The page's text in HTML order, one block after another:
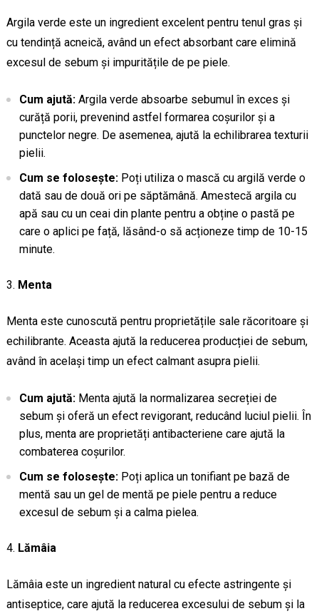
Argila verde este un ingredient excelent pentru tenul gras și
cu tendință acneică, având un efect absorbant care elimină
excesul de sebum și impuritățile de pe piele.
Cum ajută:Argila verde absoarbe sebumul în exces și
curăță porii, prevenind astfel formarea coșurilor și a
punctelor negre. De asemenea, ajută la echilibrarea texturii
pielii.
Cum se folosește:Poți utiliza o mască cu argilă verde o
dată sau de două ori pe săptămână. Amestecă argila cu
apă sau cu un ceai din plante pentru a obține o pastă pe
care o aplici pe față, lăsând-o să acționeze timp de 10-15
minute.
Menta
Menta este cunoscută pentru proprietățile sale răcoritoare și
echilibrante. Aceasta ajută la reducerea producției de sebum,
având în același timp un efect calmant asupra pielii.
Cum ajută:Menta ajută la normalizarea secreției de
sebum și oferă un efect revigorant, reducând luciul pielii. În
plus, menta are proprietăți antibacteriene care ajută la
combaterea coșurilor.
Cum se folosește:Poți aplica un tonifiant pe bază de
mentă sau un gel de mentă pe piele pentru a reduce
excesul de sebum și a calma pielea.
Lămâia
Lămâia este un ingredient natural cu efecte astringente și
antiseptice, care ajută la reducerea excesului de sebum și la